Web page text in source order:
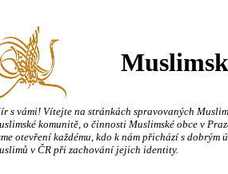
s vámi! Vítejte na stránkách spravovaných
komunitě, o činnosti Muslimské obce v
otevření každému, kdo k nám přichází s dobrým
v ČR při zachování jejich identity.